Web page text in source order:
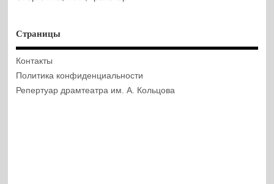
Страницы
Контакты
Политика конфиденциальности
Репертуар драмтеатра им. А. Кольцова